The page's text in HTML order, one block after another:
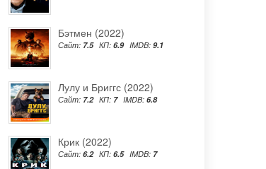
Бэтмен (2022)
Сайт: 7.5 КП: 6.9 IMDB: 9.1
Лулу и Бриггс (2022)
Сайт: 7.2 КП: 7 IMDB: 6.8
Крик (2022)
Сайт: 6.2 КП: 6.5 IMDB: 7